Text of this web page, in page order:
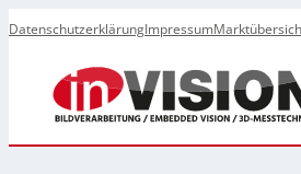
DatenschutzerklärungImpressum